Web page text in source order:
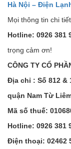
Hà Nội – Điện
Mọi thông tin chi
Hotline: 0926 381
trọng cảm ơn!
CÔNG TY CỔ
Địa chỉ : Số 812 &
quận Nam Từ
Mã số thuế:
Hotline: 0926 381
Điện thoại: 02462